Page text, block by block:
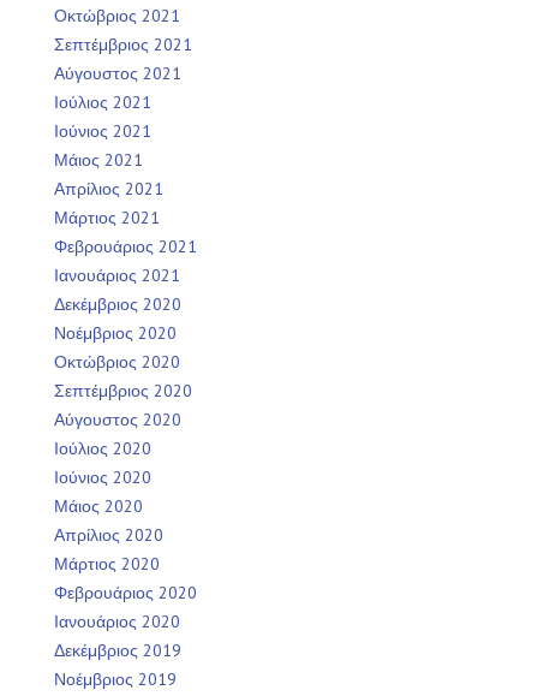
Οκτώβριος 2021
Σεπτέμβριος 2021
Αύγουστος 2021
Ιούλιος 2021
Ιούνιος 2021
Μάιος 2021
Απρίλιος 2021
Μάρτιος 2021
Φεβρουάριος 2021
Ιανουάριος 2021
Δεκέμβριος 2020
Νοέμβριος 2020
Οκτώβριος 2020
Σεπτέμβριος 2020
Αύγουστος 2020
Ιούλιος 2020
Ιούνιος 2020
Μάιος 2020
Απρίλιος 2020
Μάρτιος 2020
Φεβρουάριος 2020
Ιανουάριος 2020
Δεκέμβριος 2019
Νοέμβριος 2019